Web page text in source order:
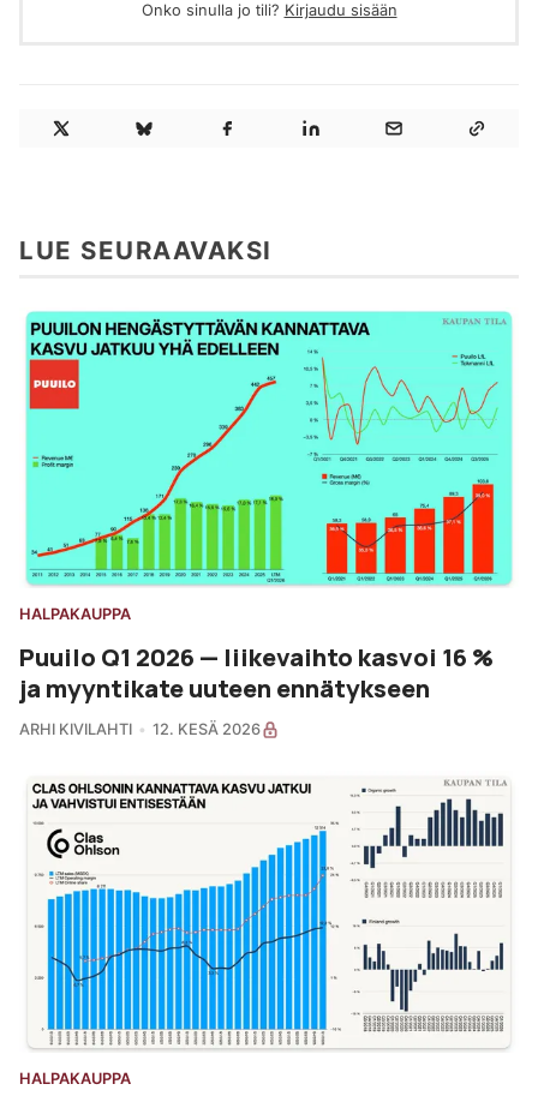
Onko sinulla jo tili? Kirjaudu sisään
LUE SEURAAVAKSI
HALPAKAUPPA
Puuilo Q1 2026 — liikevaihto kasvoi 16 %
ja myyntikate uuteen ennätykseen
ARHI KIVILAHTI 12. KESÄ 2026
HALPAKAUPPA